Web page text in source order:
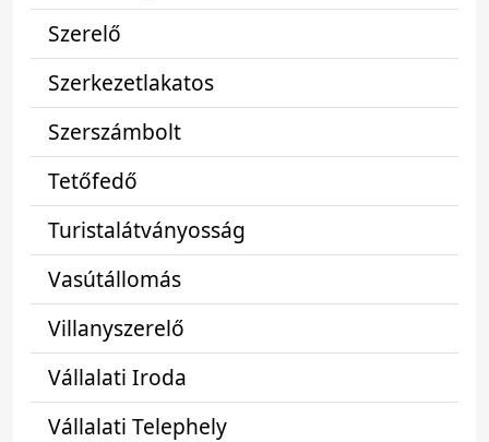
Szerelő
Szerkezetlakatos
Szerszámbolt
Tetőfedő
Turistalátványosság
Vasútállomás
Villanyszerelő
Vállalati Iroda
Vállalati Telephely